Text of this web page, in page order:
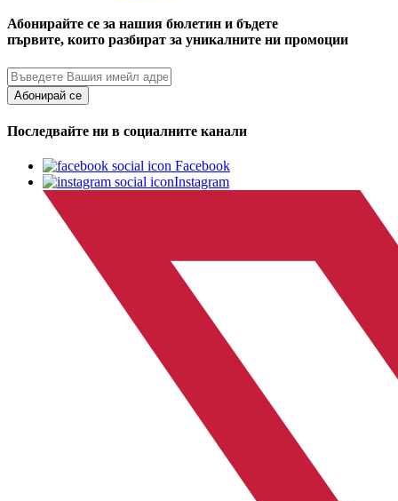
Абонирайте се за нашия бюлетин и бъдете
първите, които разбират за уникалните ни промоции
Абонирай се
Последвайте ни в социалните канали
Facebook
Instagram